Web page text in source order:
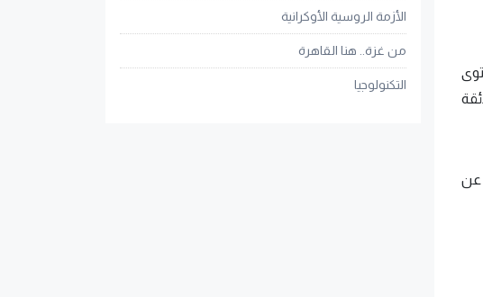
عن
الأزمة الروسية الأوكرانية
من غزة.. هنا القاهرة
التكنولوجيا